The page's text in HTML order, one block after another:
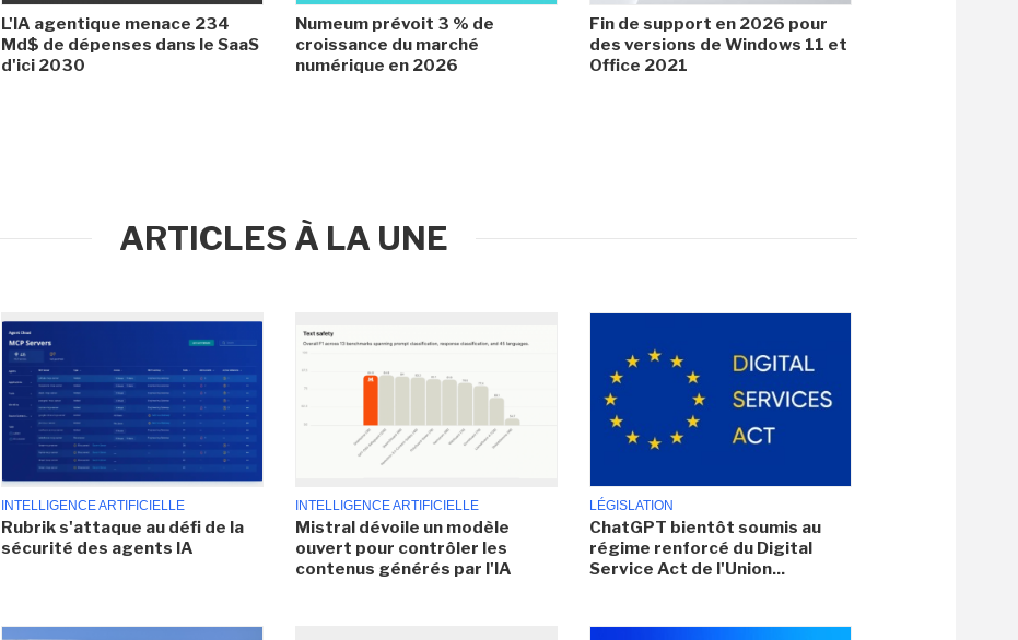
L'IA agentique menace 234
Md$ de dépenses dans le SaaS
d'ici 2030
Numeum prévoit 3 % de
croissance du marché
numérique en 2026
Fin de support en 2026 pour
des versions de Windows 11 et
Office 2021
ARTICLES À LA UNE
INTELLIGENCE ARTIFICIELLE
Rubrik s'attaque au défi de la
sécurité des agents IA
INTELLIGENCE ARTIFICIELLE
Mistral dévoile un modèle
ouvert pour contrôler les
contenus générés par l'IA
LÉGISLATION
ChatGPT bientôt soumis au
régime renforcé du Digital
Service Act de l'Union...